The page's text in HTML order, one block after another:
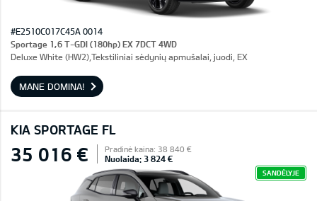
#E2510C017C45A 0014
Sportage 1,6 T-GDI (180hp) EX 7DCT 4WD
Deluxe White (HW2),Tekstiliniai sėdynių apmušalai, juodi, EX
MANE DOMINA!
KIA SPORTAGE FL
35 016 € Pradinė kaina: 38 840 €
Nuolaida: 3 824 €
SANDĖLYJE